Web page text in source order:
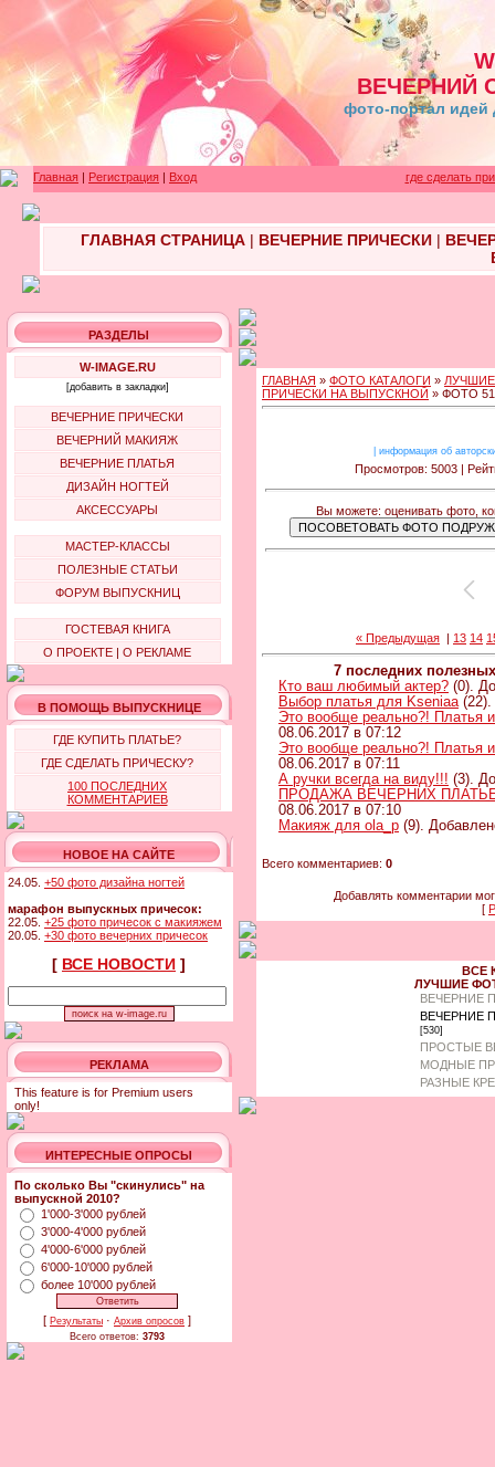
ВЕЧЕРНИЙ
фото-портал идей
Главная | Регистрация | Вход где сделать
ГЛАВНАЯ СТРАНИЦА| ВЕЧЕРНИЕ ПРИЧЕСКИ|
РАЗДЕЛЫ
W-IMAGE.RU
[добавить в закладки]
ВЕЧЕРНИЕ ПРИЧЕСКИ
ВЕЧЕРНИЙ МАКИЯЖ
ВЕЧЕРНИЕ ПЛАТЬЯ
ДИЗАЙН НОГТЕЙ
АКСЕССУАРЫ
МАСТЕР-КЛАССЫ
ПОЛЕЗНЫЕ СТАТЬИ
ФОРУМ ВЫПУСКНИЦ
ГОСТЕВАЯ КНИГА
О ПРОЕКТЕ | О РЕКЛАМЕ
В ПОМОЩЬ ВЫПУСКНИЦЕ
ГДЕ КУПИТЬ ПЛАТЬЕ?
ГДЕ СДЕЛАТЬ ПРИЧЕСКУ?
100 ПОСЛЕДНИХ
КОММЕНТАРИЕВ
НОВОЕ НА САЙТЕ
24.05. +50 фото дизайна ногтей
марафон выпускных причесок:
22.05. +25 фото причесок с макияжем
20.05. +30 фото вечерних причесок
[ ВСЕ НОВОСТИ ]
РЕКЛАМА
This feature is for Premium users
only!
ИНТЕРЕСНЫЕ ОПРОСЫ
По сколько Вы "скинулись" на
выпускной 2010?
1'000-3'000 рублей
3'000-4'000 рублей
4'000-6'000 рублей
6'000-10'000 рублей
более 10'000 рублей
[ Результаты · Архив опросов ]
Всего ответов: 3793
ГЛАВНАЯ » ФОТО КАТАЛОГИ »
ПРИЧЕСКИ НА ВЫПУСКНОЙ » ФОТО
информация об
Просмотров: 5003 |
Вы можете: оценивать фото,
« Предыдущая | 13 14
7 последних
Кто ваш любимый актер? (0).
Выбор платья для Kseniaa(22).
Это вообще реально?! Платья
08.06.2017 в 07:12
Это вообще реально?! Платья
08.06.2017 в 07:11
А ручки всегда на виду!!! (3).
ПРОДАЖА ВЕЧЕРНИХ
08.06.2017 в 07:10
Макияж для ola_p (9).
Всего комментариев: 0
Добавлять комментарии
[
ВСЕ
ЛУЧШИЕ
ВЕЧЕРНИЕ
ВЕЧЕРНИЕ
[530]
ПРОСТЫЕ
МОДНЫЕ
РАЗНЫЕ